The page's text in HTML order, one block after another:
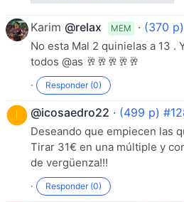
Karim @relax MEM · (370
No esta Mal 2 quinielas a 13 .
todos @as 🥂🥂🥂🥂🥂
· Responder (0)
@icosaedro22 · (499 p)
Deseando que empiecen las
Tirar 31€ en una múltiple y
de vergüenza!!!
· Responder (0)